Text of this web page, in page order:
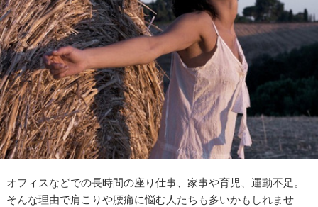
オフィスなどでの長時間の座り仕事、家事や育児、運動不足。
そんな理由で肩こりや腰痛に悩む人たちも多いかもしれませ